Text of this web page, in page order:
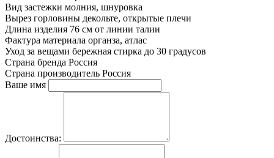
Вид застежки молния, шнуровка
Вырез горловины декольте, открытые плечи
Длина изделия 76 см от линии талии
Фактура материала органза, атлас
Уход за вещами бережная стирка до 30 градусов
Страна бренда Россия
Страна производитель Россия
Ваше имя
Достоинства: